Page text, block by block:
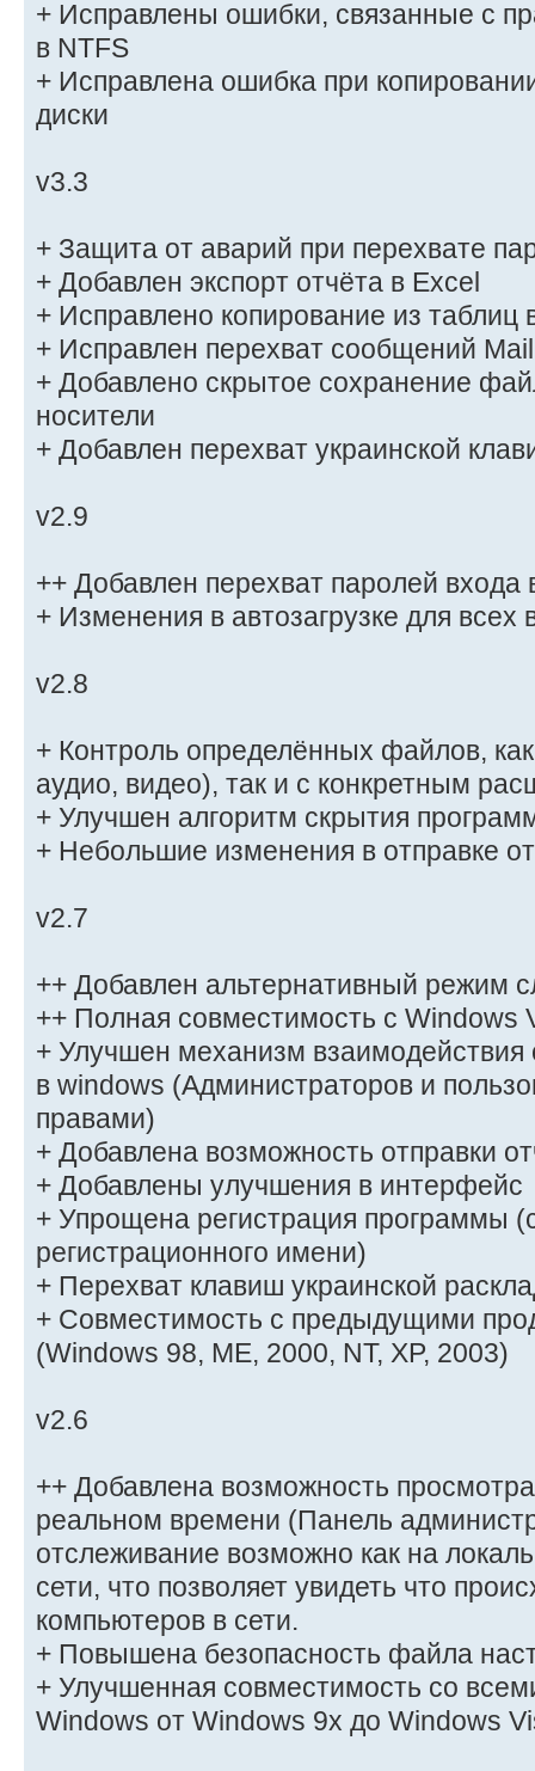
+ Исправлены ошибки, связанные с
в NTFS
+ Исправлена ошибка при
диски
v3.3
+ Защита от аварий при перехвате
+ Добавлен экспорт отчёта в Excel
+ Исправлено копирование из таблиц
+ Исправлен перехват сообщений
+ Добавлено скрытое сохранение
носители
+ Добавлен перехват украинской
v2.9
++ Добавлен перехват паролей входа
+ Изменения в автозагрузке для всех
v2.8
+ Контроль определённых файлов,
аудио, видео), так и с конкретным
+ Улучшен алгоритм скрытия
+ Небольшие изменения в отправке
v2.7
++ Добавлен альтернативный режим
++ Полная совместимость с Windows
+ Улучшен механизм взаимодействия
в windows (Администраторов и
правами)
+ Добавлена возможность отправки
+ Добавлены улучшения в интерфейс
+ Упрощена регистрация программы
регистрационного имени)
+ Перехват клавиш украинской
+ Совместимость с предыдущими
(Windows 98, ME, 2000, NT, XP, 2003)
v2.6
++ Добавлена возможность
реальном времени (Панель
отслеживание возможно как на
сети, что позволяет увидеть что
компьютеров в сети.
+ Повышена безопасность файла
+ Улучшенная совместимость со
Windows от Windows 9x до Windows